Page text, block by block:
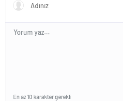
En az 10 karakter gerekli